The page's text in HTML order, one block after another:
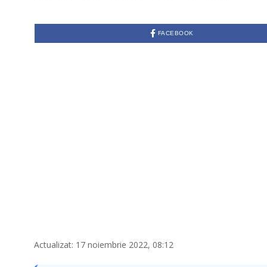
FACEBOOK
Actualizat: 17 noiembrie 2022, 08:12